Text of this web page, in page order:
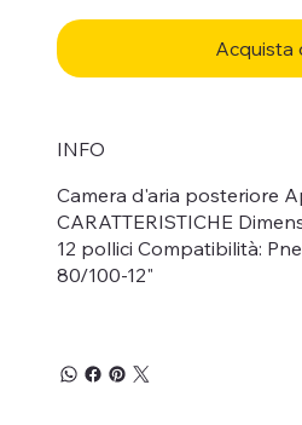
Acquista
INFO
Camera d'aria posteriore
CARATTERISTICHE
12 pollici Compatibilità:
80/100-12"